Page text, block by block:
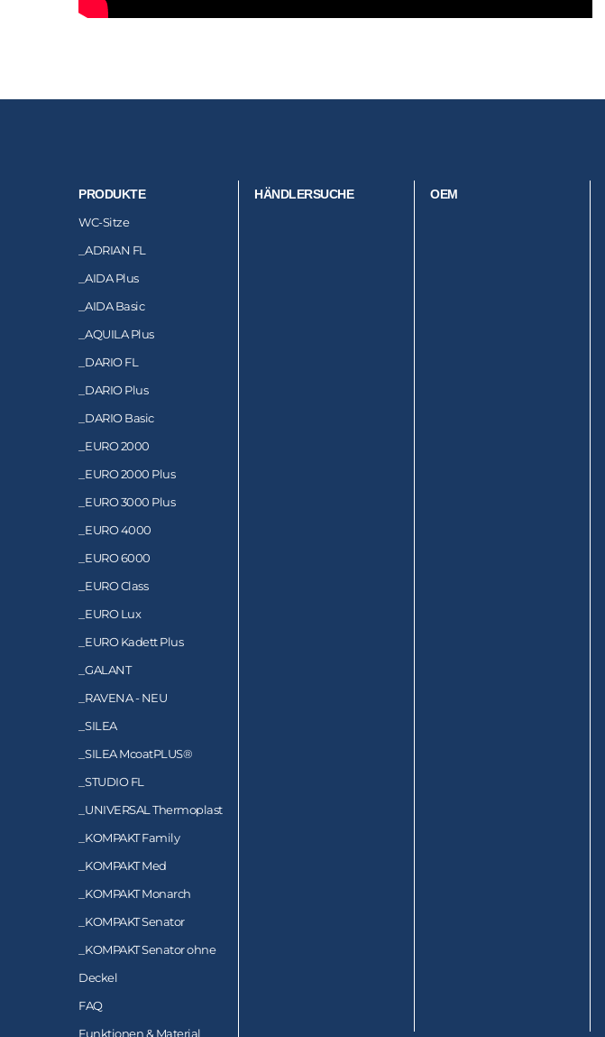
PRODUKTE
WC-Sitze
ADRIAN FL
AIDA Plus
AIDA Basic
AQUILA Plus
DARIO FL
DARIO Plus
DARIO Basic
EURO 2000
EURO 2000 Plus
EURO 3000 Plus
EURO 4000
EURO 6000
EURO Class
EURO Lux
EURO Kadett Plus
GALANT
RAVENA - NEU
SILEA
SILEA McoatPLUS®
STUDIO FL
UNIVERSAL Thermoplast
KOMPAKT Family
KOMPAKT Med
KOMPAKT Monarch
KOMPAKT Senator
KOMPAKT Senator ohne
Deckel
FAQ
Funktionen & Material
HÄNDLERSUCHE OEM